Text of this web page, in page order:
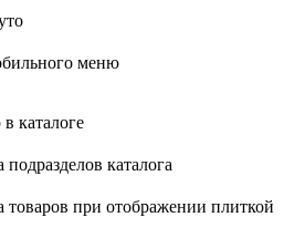
меню
каталоге
каталога
при отображении плиткой